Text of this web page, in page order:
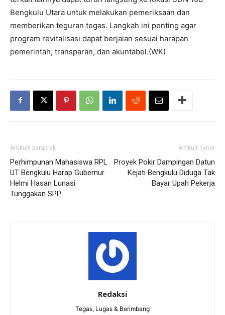
Bengkulu Utara untuk melakukan pemeriksaan dan
memberikan teguran tegas. Langkah ini penting agar
program revitalisasi dapat berjalan sesuai harapan
pemerintah, transparan, dan akuntabel.(WK)
Artikulli paraprak
Perhimpunan Mahasiswa RPL
UT Bengkulu Harap Gubernur
Helmi Hasan Lunasi
Tunggakan SPP
Artikulli tjetër
Proyek Pokir Dampingan Datun
Kejati Bengkulu Diduga Tak
Bayar Upah Pekerja
Redaksi
Tegas, Lugas & Berimbang